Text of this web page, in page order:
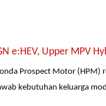
e:HEV, Upper MPV
Prospect Motor
kebutuhan keluarga